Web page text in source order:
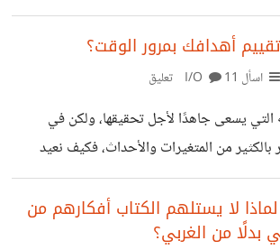
طمعًا في المال والشهرة. ولكن بالنسبة للنساء
الدافع والمحفز الأكبر للكتابة. في كتابها
تأخذنا “نورا ناجي” في رحلة تستعرض فيها
ولكن العامل المشرتك بينهن جميعًا كانت الوحدة.
الزيات، الكاتبة التي لم يُنشر لها سوى
لجأت للكتابة بعد معاناة مع
أهدافك بمرور الوقت؟
اسأل I/O 11 تعليق
التي يسعى جاهدًا لأجل تحقيقها، ولكن في
بالكثير من المتغيرات والأحداث، فكيف نعيد
الوقت؟
لا يستلهم الكتاب أفكارهم من
بدلًا من الغربي؟